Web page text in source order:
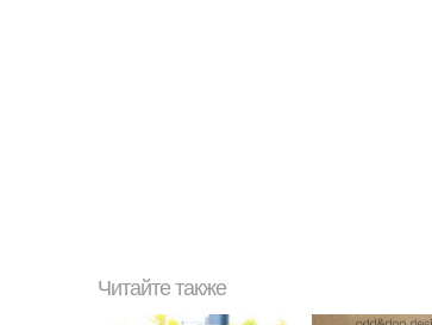
Читайте также